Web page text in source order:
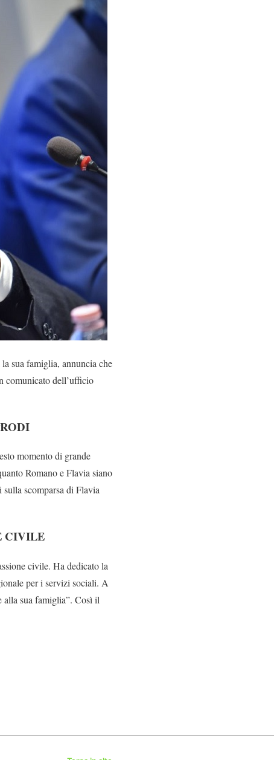
sua famiglia, annuncia che
comunicato dell’ufficio
momento di grande
Romano e Flavia siano
scomparsa di Flavia
CIVILE
civile. Ha dedicato la
per i servizi sociali. A
alla sua famiglia”. Così il